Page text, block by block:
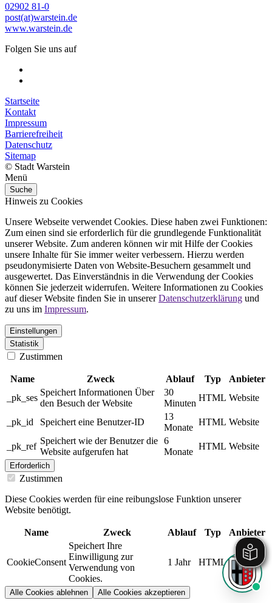
02902 81-0
post(at)warstein.de
www.warstein.de
Folgen Sie uns auf
Startseite
Kontakt
Impressum
Barrierefreiheit
Datenschutz
Sitemap
© Stadt Warstein
Menü
Suche
Hinweis zu Cookies
Unsere Webseite verwendet Cookies. Diese haben zwei Funktionen:
Zum einen sind sie erforderlich für die grundlegende Funktionalität
unserer Website. Zum anderen können wir mit Hilfe der Cookies
unsere Inhalte für Sie immer weiter verbessern. Hierzu werden
pseudonymisierte Daten von Website-Besuchern gesammelt und
ausgewertet. Das Einverständnis in die Verwendung der Cookies
können Sie jederzeit widerrufen. Weitere Informationen zu Cookies
auf dieser Website finden Sie in unsererDatenschutzerklärung und
zu uns im Impressum.
Einstellungen
Statistik
Zustimmen
Name Zweck Ablauf Typ
Anbieter
_pk_ses
Speichert Informationen Über
den Besuch der Website
30
Minuten
HTML Website
_pk_id Speichert eine Benutzer-ID
13
Monate
HTML Website
_pk_ref
Speichert wie der Benutzer die
Website aufgerufen hat
6
Monate
HTML Website
Erforderlich
Zustimmen
Diese Cookies werden für eine reibungslose Funktion unserer
Website benötigt.
Name Zweck Ablauf Typ Anbieter
CookieConsent
Speichert Ihre
Einwilligung zur
Verwendung von
Cookies.
1 Jahr HTML Website
Alle Cookies ablehnen Alle Cookies akzeptieren